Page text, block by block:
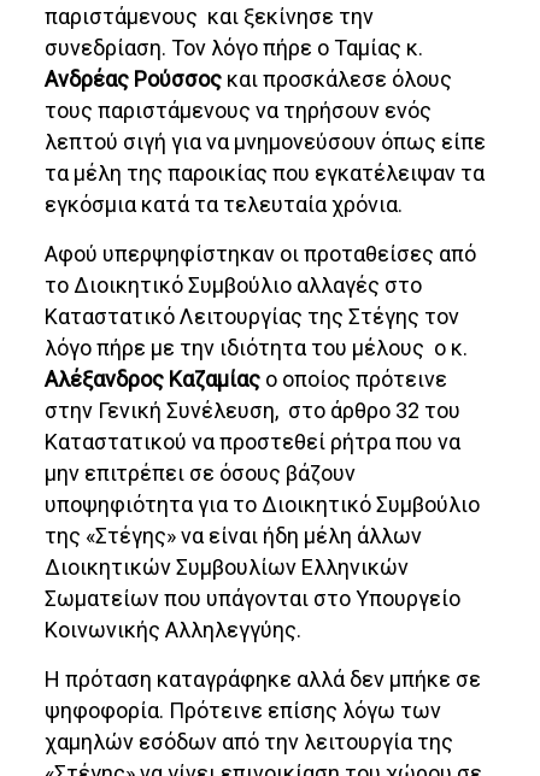
παριστάμενους και ξεκίνησε την
συνεδρίαση. Τον λόγο πήρε ο Ταμίας κ.
Ανδρέας Ρούσσος και προσκάλεσε όλους
τους παριστάμενους να τηρήσουν ενός
λεπτού σιγή για να μνημονεύσουν όπως είπε
τα μέλη της παροικίας που εγκατέλειψαν τα
εγκόσμια κατά τα τελευταία χρόνια.
Αφού υπερψηφίστηκαν οι προταθείσες από
το Διοικητικό Συμβούλιο αλλαγές στο
Καταστατικό Λειτουργίας της Στέγης τον
λόγο πήρε με την ιδιότητα του μέλους ο κ.
Αλέξανδρος Καζαμίας ο οποίος πρότεινε
στην Γενική Συνέλευση, στο άρθρο 32 του
Καταστατικού να προστεθεί ρήτρα που να
μην επιτρέπει σε όσους βάζουν
υποψηφιότητα για το Διοικητικό Συμβούλιο
της «Στέγης» να είναι ήδη μέλη άλλων
Διοικητικών Συμβουλίων Ελληνικών
Σωματείων που υπάγονται στο Υπουργείο
Κοινωνικής Αλληλεγγύης.
Η πρόταση καταγράφηκε αλλά δεν μπήκε σε
ψηφοφορία. Πρότεινε επίσης λόγω των
χαμηλών εσόδων από την λειτουργία της